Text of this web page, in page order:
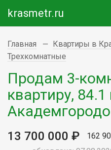
krasmetr.ru
Главная
Квартиры в
Трехкомнатные
Продам 3-
квартиру, 84.1
13 700 000 ₽
162